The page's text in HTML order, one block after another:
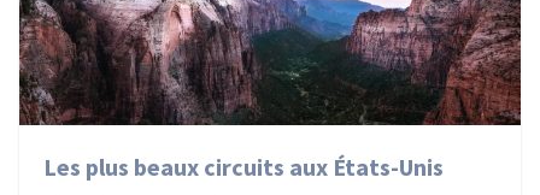
Les plus beaux circuits aux États-Unis